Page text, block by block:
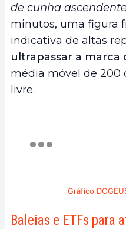
de cunha ascendente
minutos, uma figura
indicativa de altas
ultrapassar a marca
média móvel de 200
livre.
Gráfico
Baleias e ETFs para